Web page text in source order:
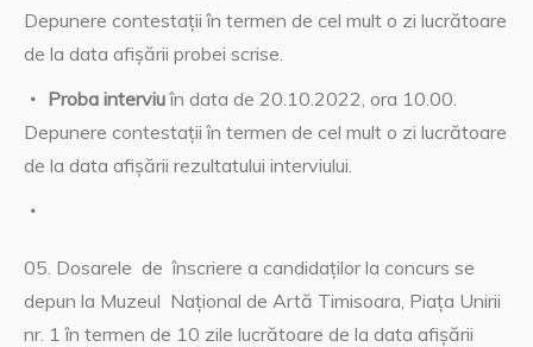
Depunere contestații în termen de cel mult o zi lucrătoare
de la data afișării probei scrise.
Proba interviuîn data de 20.10.2022, ora 10.00.
Depunere contestații în termen de cel mult o zi lucrătoare
de la data afișării rezultatului interviului.
Dosarele de înscriere a candidaților la concurs se
depun la Muzeul Național de Artă Timisoara, Piaţa Unirii
nr. 1 în termen de 10 zile lucrătoare de la data afişării